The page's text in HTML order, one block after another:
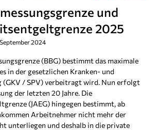
und
2025
2024
(BBG) bestimmt das maximale
in der gesetzlichen Kranken- und
(GKV / SPV) verbeitragt wird. Nun erfolgt
der letzten 20 Jahre. Die
(JAEG) hingegen bestimmt, ab
Arbeitnehmer nicht mehr der
unterliegen und deshalb in die private